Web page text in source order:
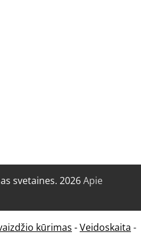
svetaines. 2026Apie
kūrimas -Veidoskaita -